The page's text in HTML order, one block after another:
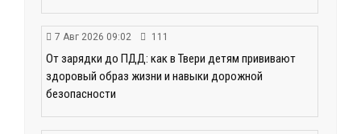
7 Авг 2026 09:02 111
От зарядки до ПДД: как в Твери детям прививают
здоровый образ жизни и навыки дорожной
безопасности